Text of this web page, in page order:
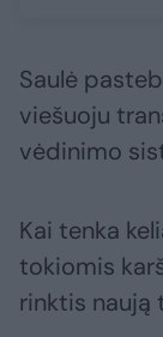
Saulė
viešuoju
vėdinimo
Kai tenka
tokiomis
rinktis naują